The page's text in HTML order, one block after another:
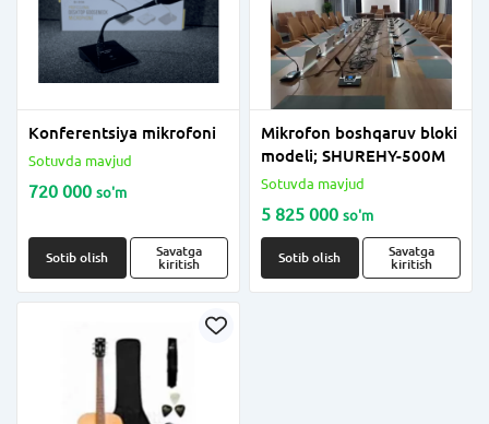
Konferentsiya mikrofoni
Sotuvda mavjud
720 000 so'm
Sotib olish
Savatga
kiritish
Mikrofon boshqaruv bloki
modeli; SHUREHY-500M
Sotuvda mavjud
5 825 000 so'm
Sotib olish
Savatga
kiritish